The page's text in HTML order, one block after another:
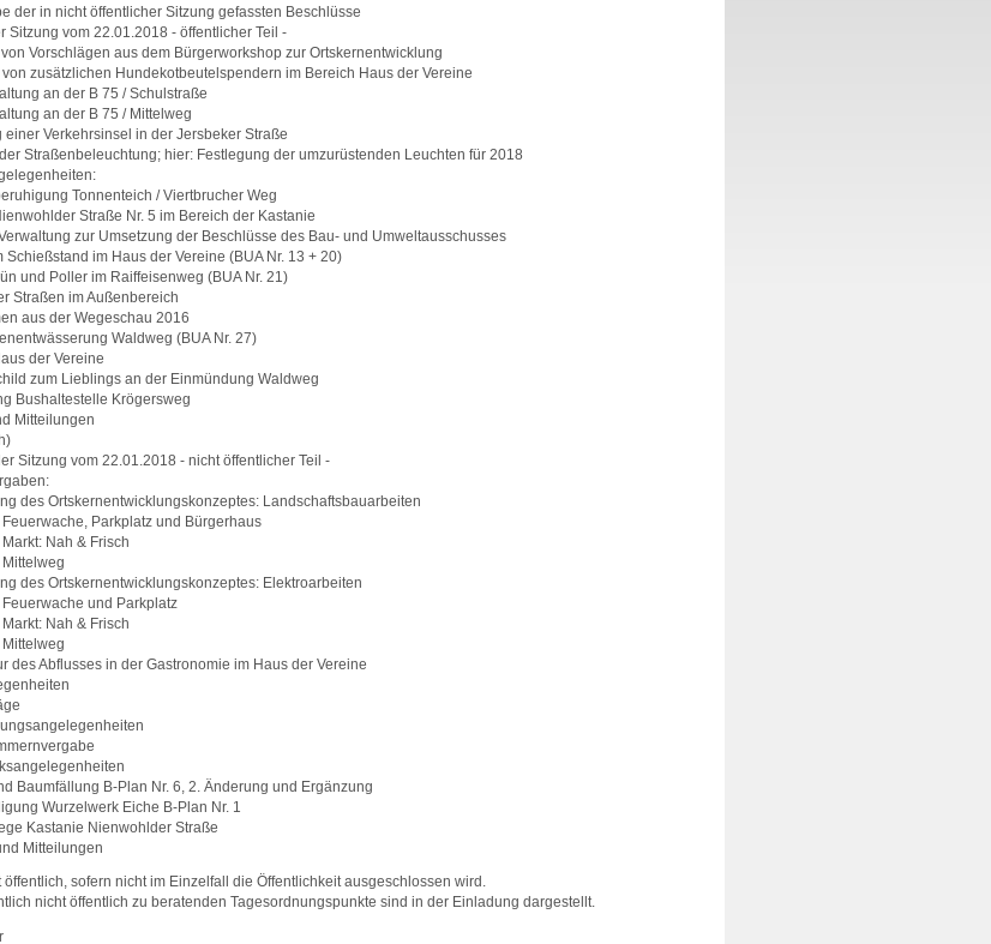
der in nicht öffentlicher Sitzung gefassten Beschlüsse
Sitzung vom 22.01.2018 - öffentlicher Teil -
Vorschlägen aus dem Bürgerworkshop zur Ortskernentwicklung
von zusätzlichen Hundekotbeutelspendern im Bereich Haus der Vereine
an der B 75 / Schulstraße
an der B 75 / Mittelweg
einer Verkehrsinsel in der Jersbeker Straße
Straßenbeleuchtung; hier: Festlegung der umzurüstenden Leuchten für 2018
Tonnenteich / Viertbrucher Weg
Straße Nr. 5 im Bereich der Kastanie
zur Umsetzung der Beschlüsse des Bau- und Umweltausschusses
Schießstand im Haus der Vereine (BUA Nr. 13 + 20)
und Poller im Raiffeisenweg (BUA Nr. 21)
Straßen im Außenbereich
aus der Wegeschau 2016
Waldweg (BUA Nr. 27)
der Vereine
zum Lieblings an der Einmündung Waldweg
Bushaltestelle Krögersweg
Mitteilungen
Sitzung vom 22.01.2018 - nicht öffentlicher Teil -
des Ortskernentwicklungskonzeptes: Landschaftsbauarbeiten
Feuerwache, Parkplatz und Bürgerhaus
Nah & Frisch
Mittelweg
des Ortskernentwicklungskonzeptes: Elektroarbeiten
Feuerwache und Parkplatz
Nah & Frisch
Mittelweg
des Abflusses in der Gastronomie im Haus der Vereine
Baumfällung B-Plan Nr. 6, 2. Änderung und Ergänzung
Wurzelwerk Eiche B-Plan Nr. 1
Kastanie Nienwohlder Straße
Mitteilungen
öffentlich, sofern nicht im Einzelfall die Öffentlichkeit ausgeschlossen wird.
nicht öffentlich zu beratenden Tagesordnungspunkte sind in der Einladung dargestellt.